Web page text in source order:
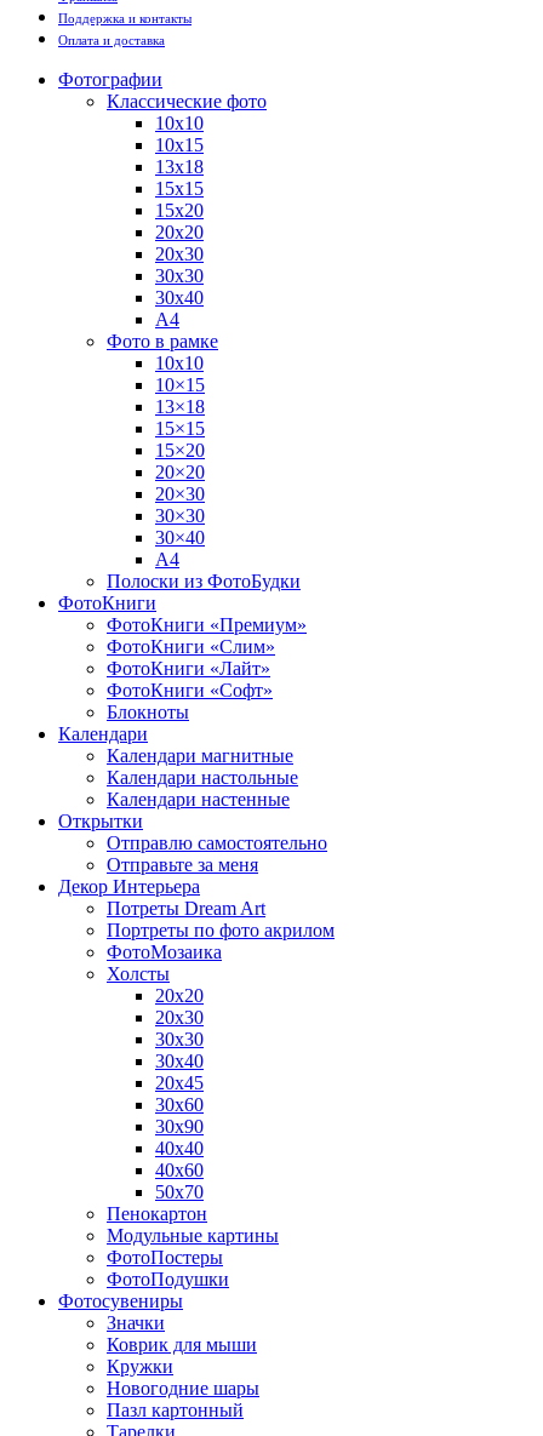
Поддержка и контакты
Оплата и доставка
Фотографии
Классические фото
10х10
10х15
13х18
15х15
15х20
20х20
20х30
30х30
30х40
А4
Фото в рамке
10х10
10×15
13×18
15×15
15×20
20×20
20×30
30×30
30×40
A4
Полоски из ФотоБудки
ФотоКниги
ФотоКниги «Премиум»
ФотоКниги «Слим»
ФотоКниги «Лайт»
ФотоКниги «Софт»
Блокноты
Календари
Календари магнитные
Календари настольные
Календари настенные
Открытки
Отправлю самостоятельно
Отправьте за меня
Декор Интерьера
Потреты Dream Art
Портреты по фото акрилом
ФотоМозаика
Холсты
20х20
20х30
30х30
30х40
20х45
30х60
30х90
40х40
40х60
50х70
Пенокартон
Модульные картины
ФотоПостеры
ФотоПодушки
Фотоcувениры
Значки
Коврик для мыши
Кружки
Новогодние шары
Пазл картонный